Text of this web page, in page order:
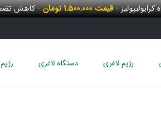
-قیمت 1.500.000 تومان - کاهش
رژیم لاغری دستگاه لاغری